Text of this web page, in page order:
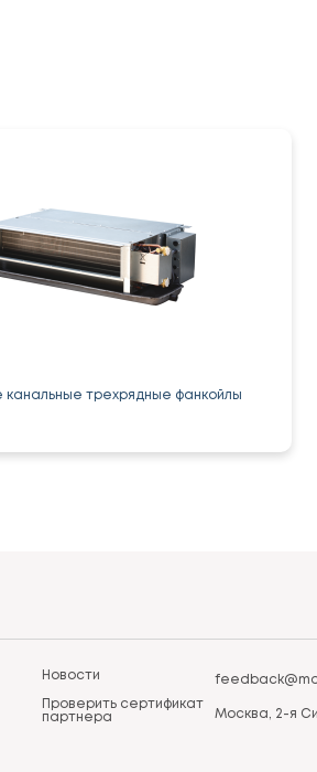
канальные трехрядные фанкойлы
Новости
Проверить сертификат
партнера
Москва, 2-я